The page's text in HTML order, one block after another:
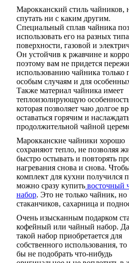
Марокканский стиль чайников,
спутать ни с каким другим.
Специальный сплав чайника
использовать его на разных
поверхности, газовой и
Он устойчив к ржавчине и
поэтому вам не придется
использованию чайника только
особым случаям и для
Также материал чайника имеет
теплоизолирующую
которая позволяет чаю долгое
оставаться горячим и
продолжительной чайной
Марокканские чайники хорошо
сохраняют тепло, не позволяя
быстро остывать и повторять
нагревания снова и снова.
комплект для кухни получился
можно сразу купить восточный
набор. Это не только чайник,
стаканчиков, сахарница и
Очень изысканным подарком
кофейный или чайный набор.
такой набор приобретается для
собственного использования,
бы не подобрать что-нибудь